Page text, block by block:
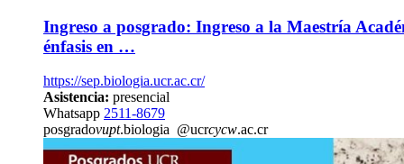
Ingreso a posgrado: Ingreso a la Maestría
énfasis en …
https://sep.biologia.ucr.ac.cr/
Asistencia: presencial
Whatsapp 2511-8679
posgradovupt.biologia @ucrcycw.ac.cr